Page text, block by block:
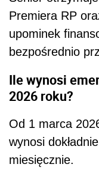
Premiera RP
upominek
bezpośrednio
Ile wynosi
2026 roku?
Od 1 marca
wynosi
miesięcznie.